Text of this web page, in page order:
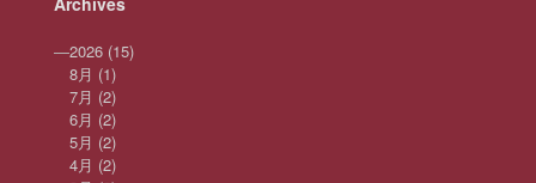
—2026 (15)
8月 (1)
7月 (2)
6月 (2)
5月 (2)
4月 (2)